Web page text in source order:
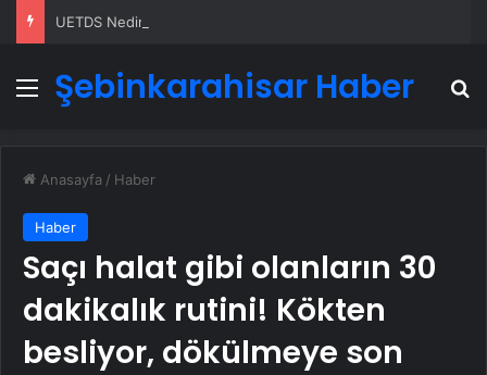
Menü
Şebinkarahisar Haber
Anasayfa / Haber
Haber
Saçı halat gibi olanların 30
dakikalık rutini! Kökten
besliyor, dökülmeye son